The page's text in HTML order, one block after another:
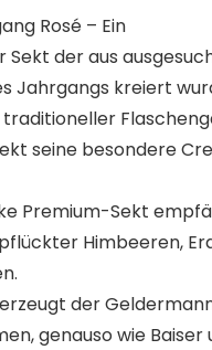
Rosé – Ein
der aus
Jahrgangs kreiert
traditioneller
seine besondere
Premium-Sekt
Himbeeren,
der
genauso wie Baiser